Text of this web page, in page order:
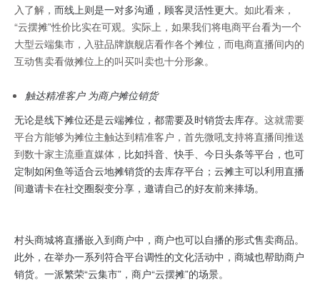
入了解， 而线上则是一对多沟通，顾客灵活性更大。 如此看来，
“云摆摊”性价比实在可观。实际上，如果我们将电商平台看为一个
大型云端集市，入驻品牌旗舰店看作各个摊位，而电商直播间内的
互动售卖看做摊位上的叫买叫卖也十分形象。
触达精准客户 为商户摊位销货
无论是线下摊位还是云端摊位，都需要及时销货去库存。 这就需要
平台方能够为摊位主触达到精准客户，首先微吼支持将直播间推送
到数十家主流垂直媒体， 比如抖音、快手、今日头条等平台，也可
定制如闲鱼等适合云地摊销货的去库存平台；云摊主可以利用直播
间邀请卡在社交圈裂变分享，邀请自己的好友前来捧场。
村头商城将直播嵌入到商户中，商户也可以自播的形式售卖商品。
此外，在举办一系列符合平台调性的文化活动中，商城也帮助商户
销货。一派繁荣“云集市”，商户“云摆摊”的场景。